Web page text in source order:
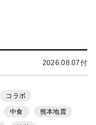
2026.08.07付
コラボ
中食 熊本地震